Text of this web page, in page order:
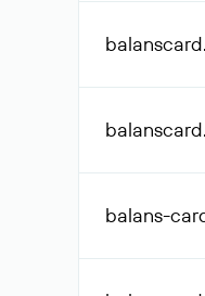
balanscard
balanscard
balans-